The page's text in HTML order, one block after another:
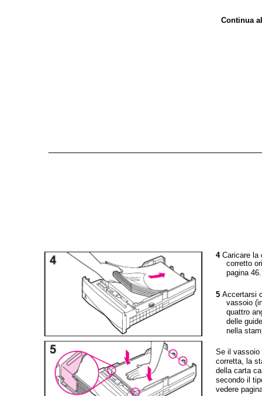
Continua
4 Caricare la
corretto
pagina 46.
5 Accertarsi
vassoio
quattro
delle
nella
Se il vassoio
corretta, la
della carta
secondo il
vedere